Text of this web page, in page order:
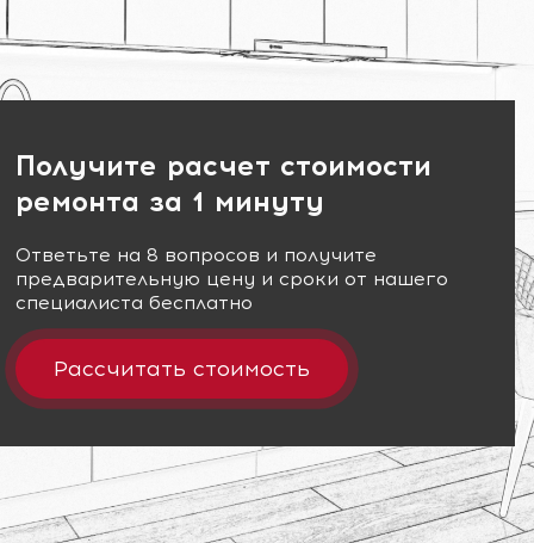
Получите расчет стоимости
ремонта за 1 минуту
Ответьте на 8 вопросов и получите
предварительную цену и сроки от нашего
специалиста бесплатно
Рассчитать стоимость